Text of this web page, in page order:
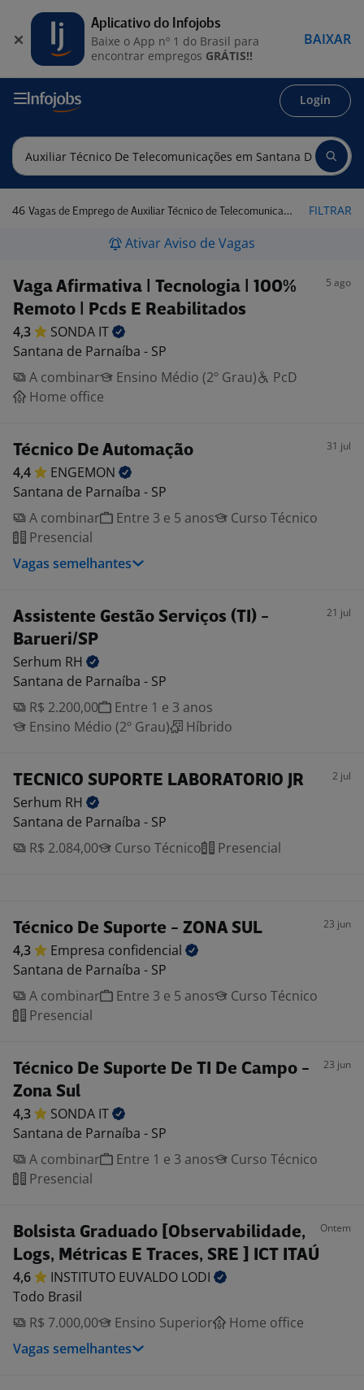
Login
46 Vagas de Emprego de Auxiliar Técnico de Telecomunicações em Santana de Parnaíba - SP FILTRAR
Ativar Aviso de Vagas
Vaga Afirmativa | Tecnologia | 100%
Remoto | Pcds E Reabilitados
5 ago
4,3 SONDA IT
Santana de Parnaíba - SP
A combinar
Ensino Médio (2º Grau)
PcD
Home office
Técnico De Automação 31 jul
4,4
ENGEMON
Santana de Parnaíba - SP
A combinar
Entre 3 e 5 anos
Curso Técnico
Presencial
Vagas semelhantes
Assistente Gestão Serviços (TI) -
Barueri/SP
21 jul
Serhum RH
Santana de Parnaíba - SP
R$ 2.200,00
Entre 1 e 3 anos
Ensino Médio (2º Grau)
Híbrido
TECNICO SUPORTE LABORATORIO JR 2 jul
Serhum RH
Santana de Parnaíba - SP
R$ 2.084,00
Curso Técnico Presencial
Técnico De Suporte - ZONA SUL 23 jun
4,3 Empresa confidencial
Santana de Parnaíba - SP
A combinar
Entre 3 e 5 anos
Curso Técnico
Presencial
Técnico De Suporte De TI De Campo -
Zona Sul
23 jun
4,3 SONDA IT
Santana de Parnaíba - SP
A combinar
Entre 1 e 3 anos
Curso Técnico
Presencial
Bolsista Graduado [Observabilidade,
Logs, Métricas E Traces, SRE ] ICT ITAÚ
Ontem
4,6 INSTITUTO EUVALDO LODI
Todo Brasil
R$ 7.000,00
Ensino Superior
Home office
Vagas semelhantes
Aplicativo do Infojobs
Baixe o App nº 1 do Brasil para
encontrar empregos GRÁTIS!!
BAIXAR